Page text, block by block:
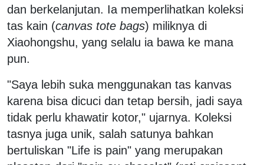
dan berkelanjutan. Ia memperlihatkan koleksi
tas kain (canvas tote bags) miliknya di
Xiaohongshu, yang selalu ia bawa ke mana
pun.
"Saya lebih suka menggunakan tas kanvas
karena bisa dicuci dan tetap bersih, jadi saya
tidak perlu khawatir kotor," ujarnya. Koleksi
tasnya juga unik, salah satunya bahkan
bertuliskan "Life is pain" yang merupakan